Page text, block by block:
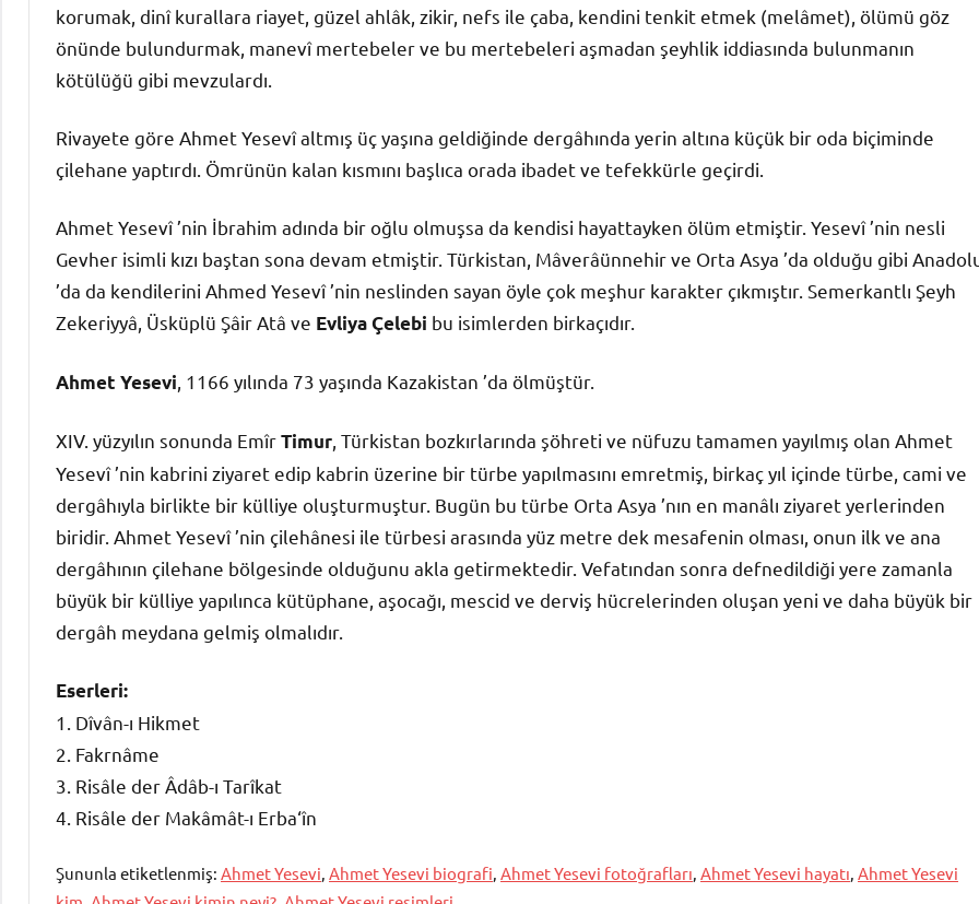
korumak, dinî kurallara riayet, güzel ahlâk, zikir, nefs ile çaba, kendini tenkit etmek (melâmet), ölümü göz
önünde bulundurmak, manevî mertebeler ve bu mertebeleri aşmadan şeyhlik iddiasında bulunmanın
kötülüğü gibi mevzulardı.
Rivayete göre Ahmet Yesevî altmış üç yaşına geldiğinde dergâhında yerin altına küçük bir oda biçiminde
çilehane yaptırdı. Ömrünün kalan kısmını başlıca orada ibadet ve tefekkürle geçirdi.
Ahmet Yesevî ’nin İbrahim adında bir oğlu olmuşsa da kendisi hayattayken ölüm etmiştir. Yesevî ’nin nesli
Gevher isimli kızı baştan sona devam etmiştir. Türkistan, Mâverâünnehir ve Orta Asya ’da olduğu gibi
’da da kendilerini Ahmed Yesevî ’nin neslinden sayan öyle çok meşhur karakter çıkmıştır. Semerkantlı Şeyh
Zekeriyyâ, Üsküplü Şâir Atâ ve Evliya Çelebi bu isimlerden birkaçıdır.
Ahmet Yesevi , 1166 yılında 73 yaşında Kazakistan ’da ölmüştür.
XIV. yüzyılın sonunda EmîrTimur , Türkistan bozkırlarında şöhreti ve nüfuzu tamamen yayılmış olan Ahmet
Yesevî ’nin kabrini ziyaret edip kabrin üzerine bir türbe yapılmasını emretmiş, birkaç yıl içinde türbe, cami ve
dergâhıyla birlikte bir külliye oluşturmuştur. Bugün bu türbe Orta Asya ’nın en manâlı ziyaret yerlerinden
biridir. Ahmet Yesevî ’nin çilehânesi ile türbesi arasında yüz metre dek mesafenin olması, onun ilk ve ana
dergâhının çilehane bölgesinde olduğunu akla getirmektedir. Vefatından sonra defnedildiği yere zamanla
büyük bir külliye yapılınca kütüphane, aşocağı, mescid ve derviş hücrelerinden oluşan yeni ve daha büyük bir
dergâh meydana gelmiş olmalıdır.
Eserleri:
1. Dîvân-ı Hikmet
2. Fakrnâme
3. Risâle der Âdâb-ı Tarîkat
4. Risâle der Makâmât-ı Erba‘în
Şununla etiketlenmiş: Ahmet Yesevi, Ahmet Yesevi biografi, Ahmet Yesevi fotoğrafları, Ahmet Yesevi hayatı, Ahmet Yesevi